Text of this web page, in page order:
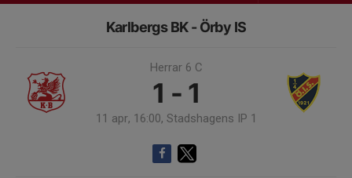
Karlbergs BK - Örby IS
Herrar 6 C
1 - 1
11 apr, 16:00, Stadshagens IP 1